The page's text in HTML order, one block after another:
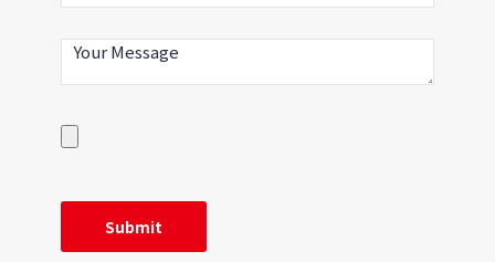
チームは不要なプロトタイプや再設計にかかる材料やその他
の貴重な資源の浪費を減らすことができます。